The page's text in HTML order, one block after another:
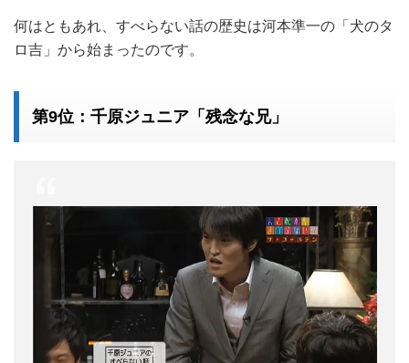
何はともあれ、すべらない話の歴史は河本準一の「犬のタ
ロ吉」から始まったのです。
第9位：千原ジュニア「残念な兄」